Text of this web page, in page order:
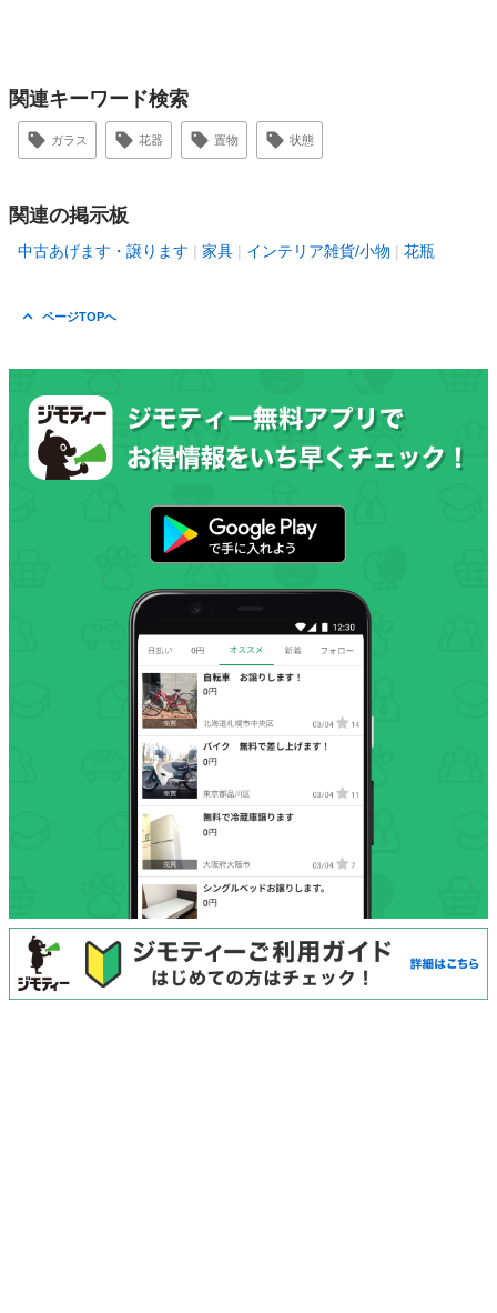
関連キーワード検索
ガラス 花器 置物 状態
関連の掲示板
中古あげます・譲ります 家具 インテリア雑貨/小物 花瓶
ページTOPへ